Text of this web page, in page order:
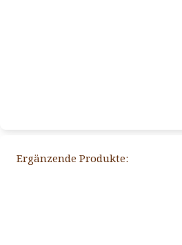
Ergänzende Produkte: